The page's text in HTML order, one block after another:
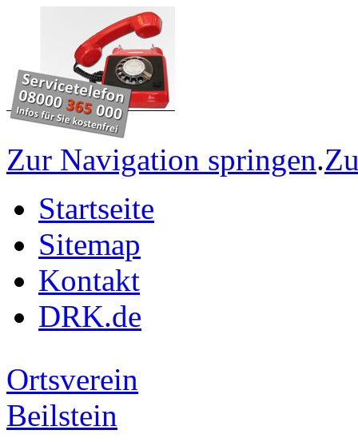
Zur Navigation springen.
Startseite
Sitemap
Kontakt
DRK.de
Ortsverein
Beilstein